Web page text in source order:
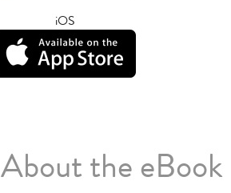
iOS
About the eBook